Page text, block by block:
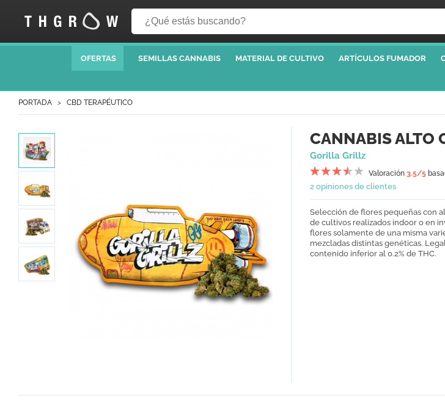
OFERTAS SEMILLAS CANNABIS MATERIAL DE CULTIVO ARTÍCULOS FUMADOR
PORTADA CBD TERAPÉUTICO
CANNABIS ALTO
Gorilla Grillz
Valoración 3.5/5
2 opiniones de clientes
Selección de flores pequeñas con
de cultivos realizados indoor o en
flores solamente de una misma
mezcladas distintas genéticas.
contenido inferior al 0.2% de THC.